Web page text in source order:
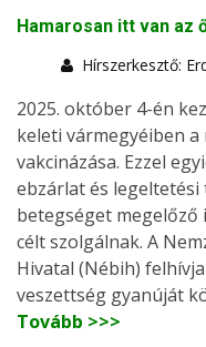
Hamarosan itt van az
Hírszerkesztő:
2025. október 4-én
keleti vármegyéiben
vakcinázása. Ezzel
ebzárlat és legeltetési
betegséget megelőző
célt szolgálnak. A
Hivatal (Nébih)
veszettség gyanúját
Tovább >>>